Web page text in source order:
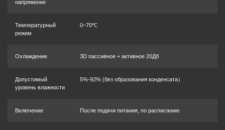
напряжение
Температурный
режим
0~70℃
Охлаждение 3D пассивное + активное 20Дб
Допустимый
уровень влажности
5%-92% (без образования конденсата）
Включение После подачи питания, по расписанию